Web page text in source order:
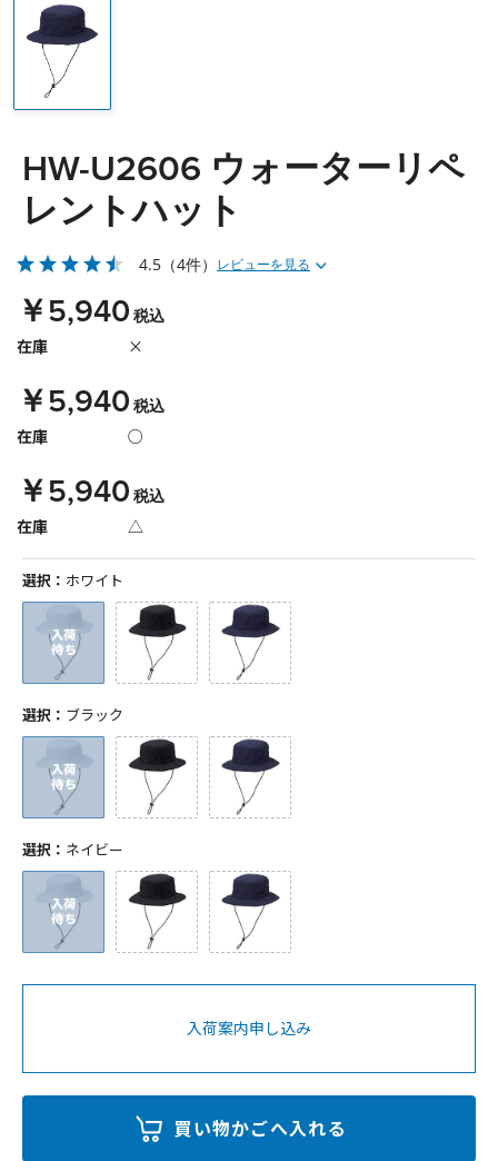
HW-U2606 ウォーターリペ
レントハット
￥5,940税込
在庫 ×
￥5,940税込
在庫 ○
￥5,940税込
在庫 △
選択： ホワイト
選択： ブラック
選択： ネイビー
入荷案内申し込み
4.5 （4件） レビューを見る